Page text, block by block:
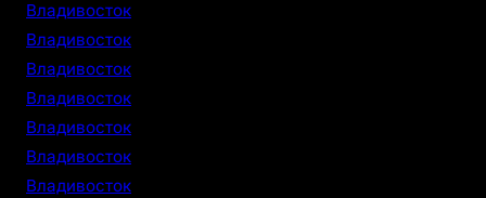
Владивосток
Владивосток
Владивосток
Владивосток
Владивосток
Владивосток
Владивосток